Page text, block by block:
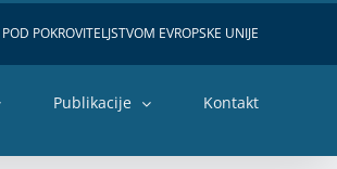
POD POKROVITELJSTVOM EVROPSKE UNIJE
Publikacije Kontakt